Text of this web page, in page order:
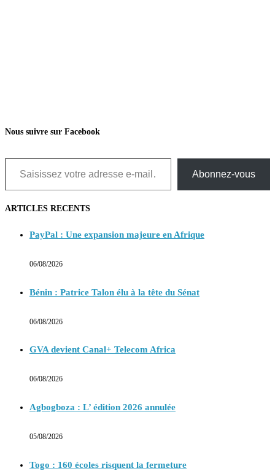
Nous suivre sur Facebook
Saisissez votre adresse e-mail…
Abonnez-vous
ARTICLES RECENTS
PayPal : Une expansion majeure en Afrique
06/08/2026
Bénin : Patrice Talon élu à la tête du Sénat
06/08/2026
GVA devient Canal+ Telecom Africa
06/08/2026
Agbogboza : L’ édition 2026 annulée
05/08/2026
Togo : 160 écoles risquent la fermeture